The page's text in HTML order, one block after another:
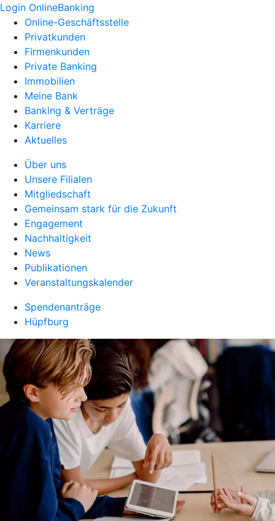
Login OnlineBanking
Online-Geschäftsstelle
Privatkunden
Firmenkunden
Private Banking
Immobilien
Meine Bank
Banking & Verträge
Karriere
Aktuelles
Über uns
Unsere Filialen
Mitgliedschaft
Gemeinsam stark für die Zukunft
Engagement
Nachhaltigkeit
News
Publikationen
Veranstaltungskalender
Spendenanträge
Hüpfburg